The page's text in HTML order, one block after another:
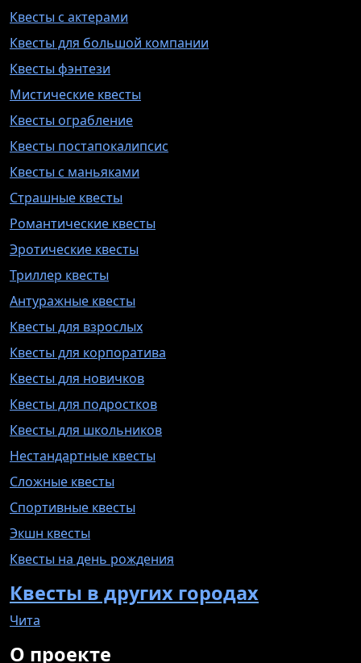
Квесты с актерами
Квесты для большой компании
Квесты фэнтези
Мистические квесты
Квесты ограбление
Квесты постапокалипсис
Квесты с маньяками
Страшные квесты
Романтические квесты
Эротические квесты
Триллер квесты
Антуражные квесты
Квесты для взрослых
Квесты для корпоратива
Квесты для новичков
Квесты для подростков
Квесты для школьников
Нестандартные квесты
Сложные квесты
Спортивные квесты
Экшн квесты
Квесты на день рождения
Квесты в других городах
Чита
О проекте